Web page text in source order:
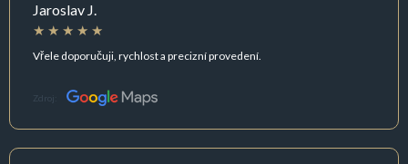
Jaroslav J.
Vřele doporučuji, rychlost a precizní provedení.
Zdroj: